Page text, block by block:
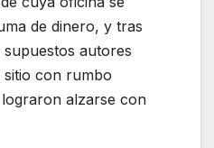
de dinero, y tras
autores
con rumbo
alzarse con